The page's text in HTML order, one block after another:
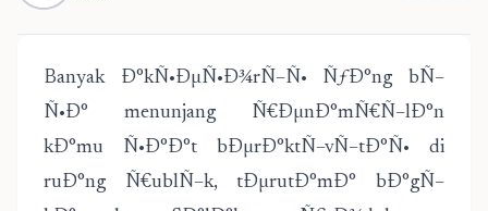
Banyak Ð°kÑ•ÐµÑ•Ð¾rÑ–Ñ• ÑƒÐ°ng bÑ–
Ñ•Ð° menunjang Ñ€ÐµnÐ°mÑ€Ñ–lÐ°n
kÐ°mu Ñ•Ð°Ð°t bÐµrÐ°ktÑ–vÑ–tÐ°Ñ• di
ruÐ°ng Ñ€ublÑ–k, tÐµrutÐ°mÐ° bÐ°gÑ–